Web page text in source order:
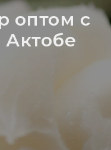
оптом с
Актобе